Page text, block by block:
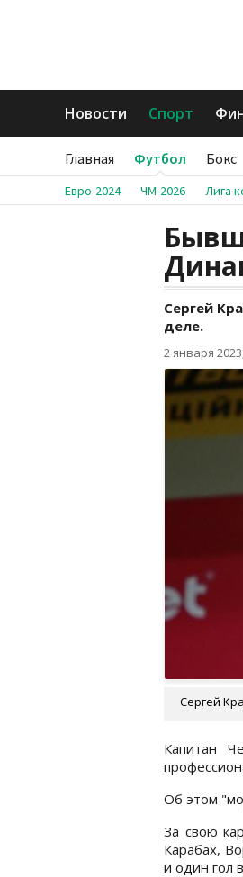
Новости Спорт
Главная Футбол Бокс
Евро-2024 ЧМ-2026 Лига
Сергей
деле.
2 января
Сергей
Капитан
Об этом
За свою
Карабах,
и один гол